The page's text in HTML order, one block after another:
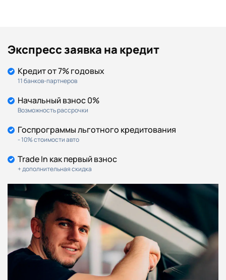
Экспресс заявка на кредит
Кредит от 7% годовых
11 банков-партнеров
Начальный взнос 0%
Возможность рассрочки
Госпрограммы льготного кредитования
- 10% стоимости авто
Trade In как первый взнос
+ дополнительная скидка